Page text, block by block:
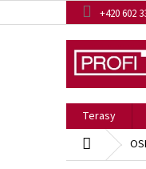
na
+420 602
Terasy
Domů